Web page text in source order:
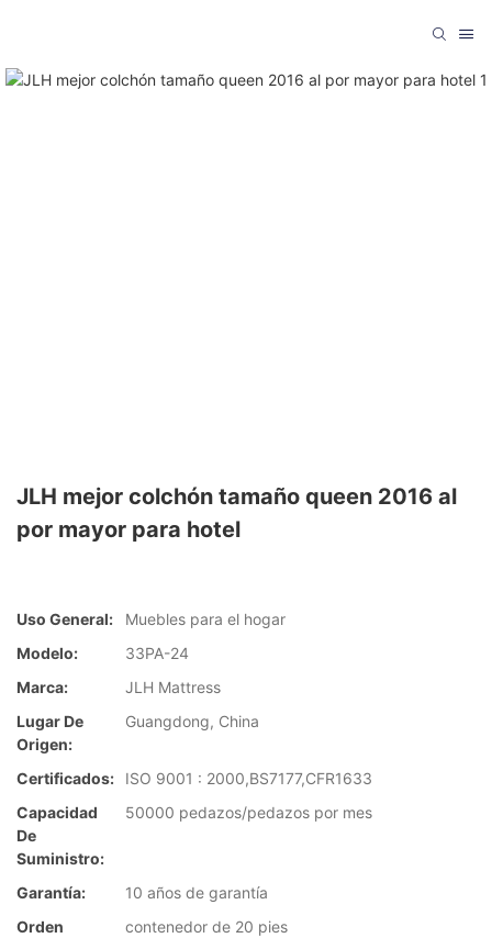
JLH mejor colchón tamaño queen 2016 al
por mayor para hotel
Uso General:
Muebles para el hogar
Modelo:
33PA-24
Marca:
JLH Mattress
Lugar De
Origen:
Guangdong, China
Certificados:
ISO 9001 : 2000,BS7177,CFR1633
Capacidad
De
Suministro:
50000 pedazos/pedazos por mes
Garantía:
10 años de garantía
Orden
contenedor de 20 pies